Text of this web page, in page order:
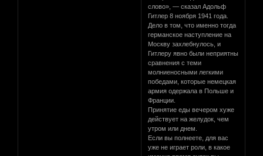
слово», — сказал Адольф
Гитлер 8 ноября 1941 года.
Дело в том, что именно тогда
германское наступление на
Москву захлебнулось, и
Гитлеру явно были неприятны
сравнения с теми
молниеносными легкими
победами, которые немецкая
армия одержала в Польше и
Франции.
Принятие еды вечером хуже
действует на желудок, чем
утром или днем.
Если вы полнеете, для вас
уже не играет роли, в какое